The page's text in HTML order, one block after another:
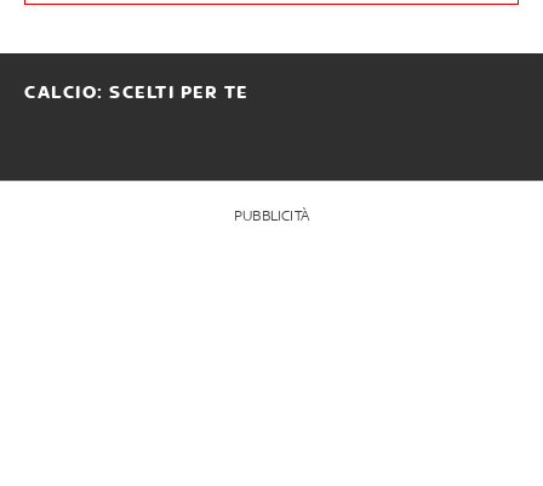
CALCIO: SCELTI PER TE
PUBBLICITÀ